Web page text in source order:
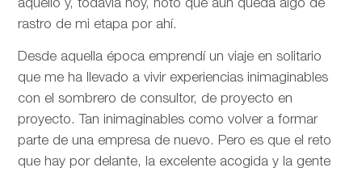
aquello y, todavía hoy, noto que aún queda algo de
rastro de mi etapa por ahí.
Desde aquella época emprendí un viaje en solitario
que me ha llevado a vivir experiencias inimaginables
con el sombrero de consultor, de proyecto en
proyecto. Tan inimaginables como volver a formar
parte de una empresa de nuevo. Pero es que el reto
que hay por delante, la excelente acogida y la gente